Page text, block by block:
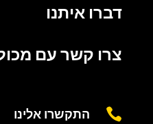
דברו איתנו
צרו קשר עם
 התקשרו אלינו